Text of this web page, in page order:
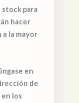
stock para
hacer
a la mayor
en
de
en los